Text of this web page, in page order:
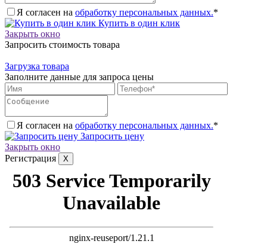
Я согласен на обработку персональных данных.*
Купить в один клик
Закрыть окно
Запросить стоимость товара
Загрузка товара
Заполните данные для запроса цены
Я согласен на обработку персональных данных.*
Запросить цену
Закрыть окно
Регистрация
X